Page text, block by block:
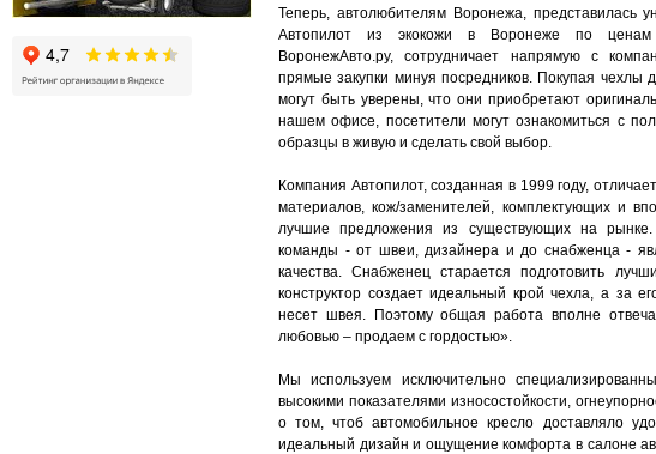
Теперь, автолюбителям Воронежа, представилась
Автопилот из экокожи в Воронеже по ценам
ВоронежАвто.ру, сотрудничает напрямую с
прямые закупки минуя посредников. Покупая чехлы
могут быть уверены, что они приобретают
нашем офисе, посетители могут ознакомиться с
образцы в живую и сделать свой выбор.
Компания Автопилот, созданная в 1999 году,
материалов, кож/заменителей, комплектующих и
лучшие предложения из существующих на
команды - от швеи, дизайнера и до снабженца -
качества. Снабженец старается подготовить
конструктор создает идеальный крой чехла, а за
несет швея. Поэтому общая работа вполне
любовью – продаем с гордостью».
Мы используем исключительно
высокими показателями износостойкости,
о том, чтоб автомобильное кресло доставляло
идеальный дизайн и ощущение комфорта в салоне